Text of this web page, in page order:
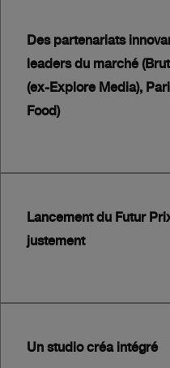
Des partenariats
leaders du marché
(ex-Explore Media),
Food)
Lancement du Futur
justement
Un studio créa intégré